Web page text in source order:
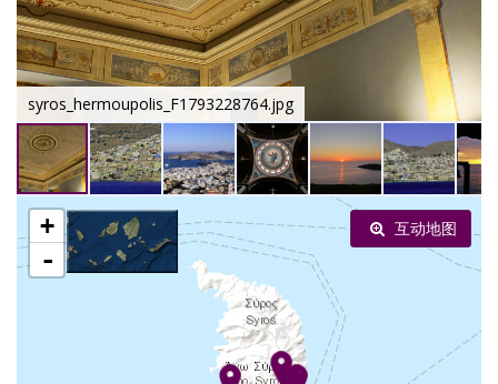
syros_hermoupolis_F1793228764.jpg
+
-
互动地图